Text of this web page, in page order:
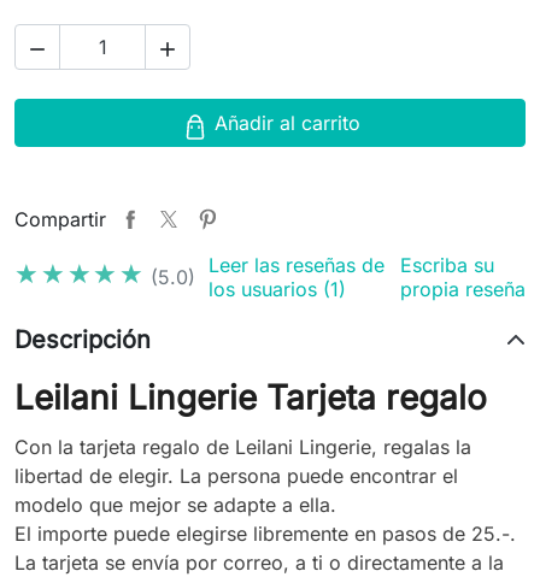
 
Añadir al carrito
Compartir
★★★★★
★★★★★ (5.0)
Leer las reseñas de
los usuarios (1)
Escriba su
propia reseña
Descripción
Leilani Lingerie Tarjeta regalo
Con la tarjeta regalo de Leilani Lingerie, regalas la
libertad de elegir. La persona puede encontrar el
modelo que mejor se adapte a ella.
El importe puede elegirse libremente en pasos de 25.-.
La tarjeta se envía por correo, a ti o directamente a la